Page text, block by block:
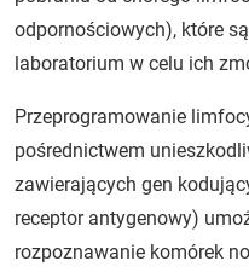
odpornościowych), które
laboratorium w celu ich
Przeprogramowanie
pośrednictwem
zawierających gen
receptor antygenowy)
rozpoznawanie komórek